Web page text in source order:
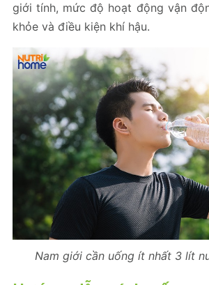
giới tính, mức độ hoạt động vận
khỏe và điều kiện khí hậu.
Nam giới cần uống ít nhất 3 lít